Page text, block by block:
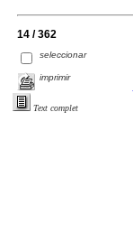
14 / 362
seleccionar
imprimir
Text complet